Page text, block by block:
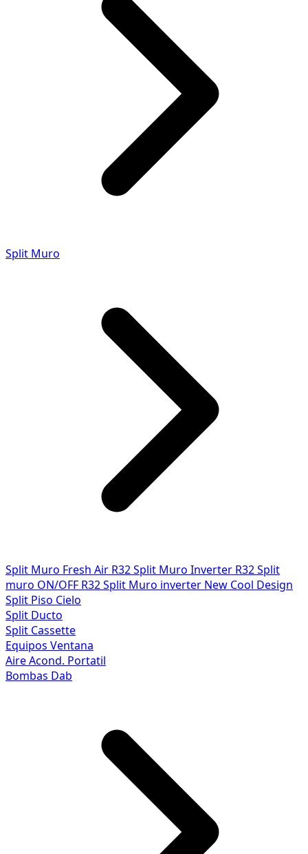
Split Muro
Split Muro Fresh Air R32Split Muro Inverter R32Split
muro ON/OFF R32Split Muro inverter New Cool Design
Split Piso Cielo
Split Ducto
Split Cassette
Equipos Ventana
Aire Acond. Portatil
Bombas Dab